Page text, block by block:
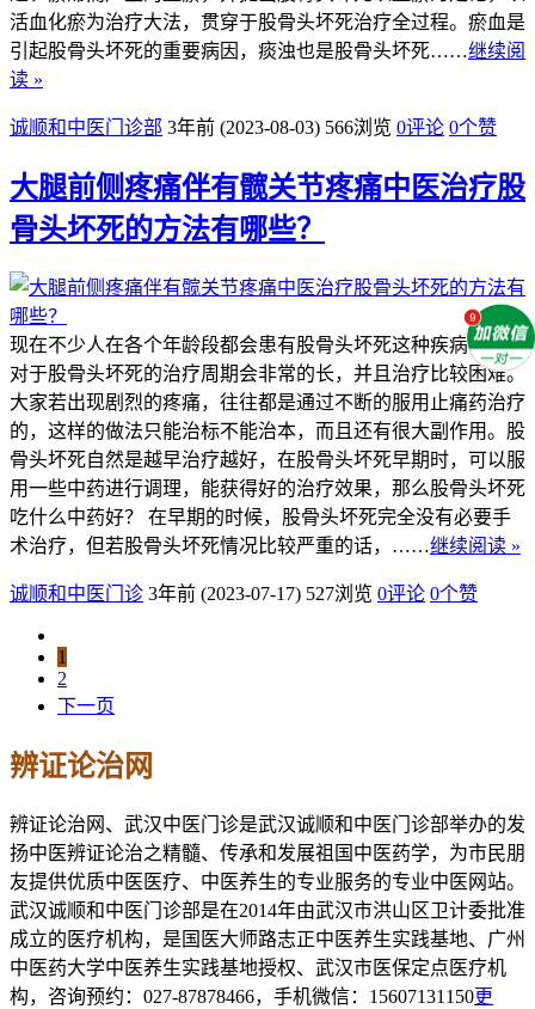
活血化瘀为治疗大法，贯穿于股骨头坏死治疗全过程。瘀血是
引起股骨头坏死的重要病因，痰浊也是股骨头坏死……继续阅
读 »
诚顺和中医门诊部 3年前 (2023-08-03) 566浏览 0评论 0个赞
大腿前侧疼痛伴有髋关节疼痛中医治疗股
骨头坏死的方法有哪些？
现在不少人在各个年龄段都会患有股骨头坏死这种疾病，目前
对于股骨头坏死的治疗周期会非常的长，并且治疗比较困难。
大家若出现剧烈的疼痛，往往都是通过不断的服用止痛药治疗
的，这样的做法只能治标不能治本，而且还有很大副作用。股
骨头坏死自然是越早治疗越好，在股骨头坏死早期时，可以服
用一些中药进行调理，能获得好的治疗效果，那么股骨头坏死
吃什么中药好？ 在早期的时候，股骨头坏死完全没有必要手
术治疗，但若股骨头坏死情况比较严重的话，……继续阅读 »
诚顺和中医门诊 3年前 (2023-07-17) 527浏览 0评论 0个赞
1
2
下一页
辨证论治网
辨证论治网、武汉中医门诊是武汉诚顺和中医门诊部举办的发
扬中医辨证论治之精髓、传承和发展祖国中医药学，为市民朋
友提供优质中医医疗、中医养生的专业服务的专业中医网站。
武汉诚顺和中医门诊部是在2014年由武汉市洪山区卫计委批准
成立的医疗机构，是国医大师路志正中医养生实践基地、广州
中医药大学中医养生实践基地授权、武汉市医保定点医疗机
构，咨询预约：027-87878466，手机微信：15607131150更